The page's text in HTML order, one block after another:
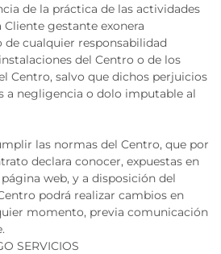
de la práctica de las actividades
gestante exonera
de cualquier responsabilidad
del Centro o de los
Centro, salvo que dichos perjuicios
a negligencia o dolo imputable al
las normas del Centro, que por
declara conocer, expuestas en
web, y a disposición del
podrá realizar cambios en
momento, previa comunicación
SERVICIOS